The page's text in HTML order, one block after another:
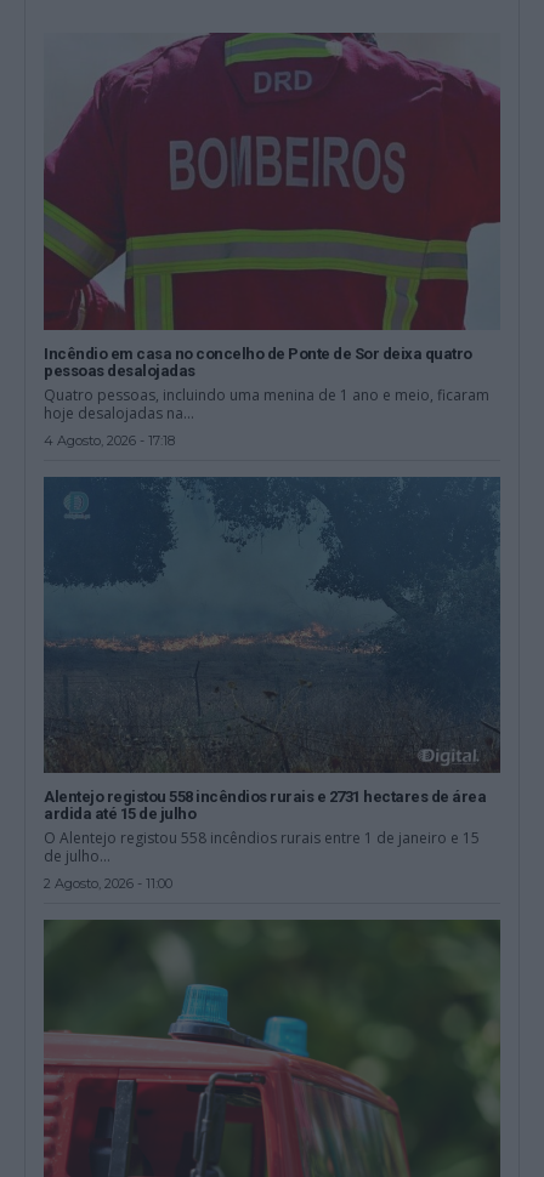
Incêndio em casa no concelho de Ponte de Sor deixa quatro
pessoas desalojadas
Quatro pessoas, incluindo uma menina de 1 ano e meio, ficaram
hoje desalojadas na...
4 Agosto, 2026 - 17:18
Alentejo registou 558 incêndios rurais e 2731 hectares de área
ardida até 15 de julho
O Alentejo registou 558 incêndios rurais entre 1 de janeiro e 15
de julho...
2 Agosto, 2026 - 11:00